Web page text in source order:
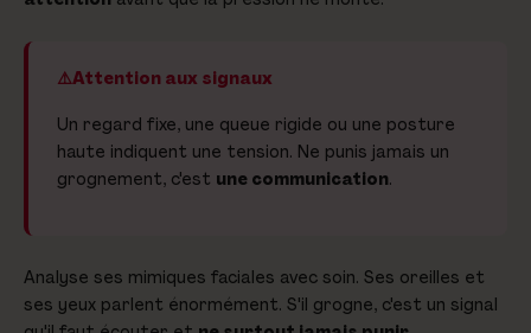
Attention aux signaux
Un regard fixe, une queue rigide ou une posture
haute indiquent une tension. Ne punis jamais un
grognement, c'est une communication.
Analyse ses mimiques faciales avec soin. Ses oreilles et
ses yeux parlent énormément. S'il grogne, c'est un signal